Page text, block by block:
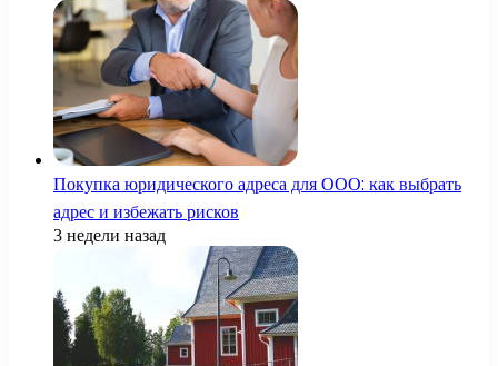
Покупка юридического адреса для ООО: как выбрать
адрес и избежать рисков
3 недели назад